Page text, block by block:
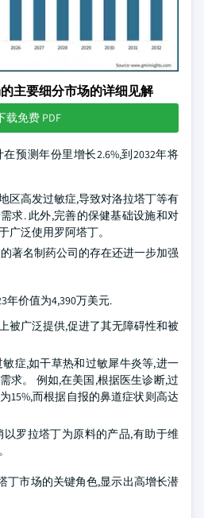
主要细分市场的详细见解
载免费 PDF
预测年份里增长2.6%,到2032年将
区高发过敏症,导致对洛拉塔丁等有
求. 此外,完善的保健基础设施和对
广泛使用罗阿塔丁。
著名制药公司的存在还进一步加强
年价值为4,390万美元.
被广泛提供,促进了其无障碍性和被
症,如干草热和过敏犀牛炎等,进一
求。 例如,在美国,根据医生诊断,过
15%,而根据自报的鼻道症状则高达
罗拉塔丁为原料的产品,有助于维
丁市场的关键角色,显示出高增长潜